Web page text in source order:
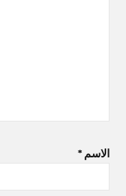
الاسم *